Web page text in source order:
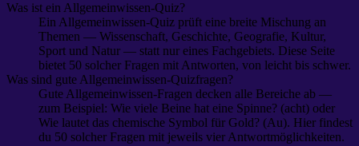
Was ist ein Allgemeinwissen-Quiz?
Ein Allgemeinwissen-Quiz prüft eine breite Mischung an
Themen — Wissenschaft, Geschichte, Geografie, Kultur,
Sport und Natur — statt nur eines Fachgebiets. Diese Seite
bietet 50 solcher Fragen mit Antworten, von leicht bis schwer.
Was sind gute Allgemeinwissen-Quizfragen?
Gute Allgemeinwissen-Fragen decken alle Bereiche ab —
zum Beispiel: Wie viele Beine hat eine Spinne? (acht) oder
Wie lautet das chemische Symbol für Gold? (Au). Hier findest
du 50 solcher Fragen mit jeweils vier Antwortmöglichkeiten.